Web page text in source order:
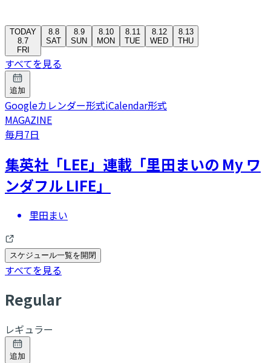
TODAY
8.7
FRI
8.8
SAT
8.9
SUN
8.10
MON
8.11
TUE
8.12
WED
8.13
THU
すべてを見る
追加
Googleカレンダー形式iCalendar形式
MAGAZINE
毎月7日
集英社「LEE」連載「里田まいの My ワ
ンダフル LIFE」
里田まい
スケジュール一覧を開閉
すべてを見る
Regular
レギュラー
追加